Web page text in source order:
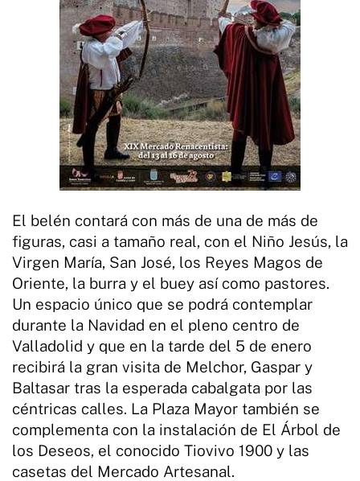
El belén contará con más de una de más de
figuras, casi a tamaño real, con el Niño Jesús, la
Virgen María, San José, los Reyes Magos de
Oriente, la burra y el buey así como pastores.
Un espacio único que se podrá contemplar
durante la Navidad en el pleno centro de
Valladolid y que en la tarde del 5 de enero
recibirá la gran visita de Melchor, Gaspar y
Baltasar tras la esperada cabalgata por las
céntricas calles. La Plaza Mayor también se
complementa con la instalación de El Árbol de
los Deseos, el conocido Tiovivo 1900 y las
casetas del Mercado Artesanal.